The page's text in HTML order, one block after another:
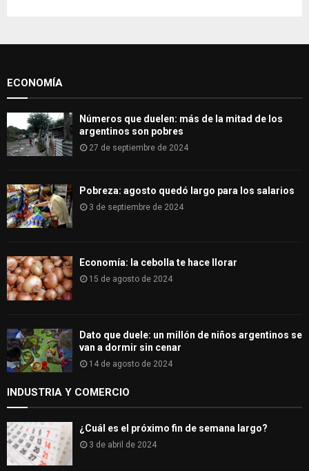
o
H
ECONOMÍA
Números que duelen: más de la mitad de los
argentinos son pobres
27 de septiembre de 2024
Pobreza: agosto quedó largo para los salarios
3 de septiembre de 2024
Economía: la cebolla te hace llorar
15 de agosto de 2024
Dato que duele: un millón de niños argentinos se
van a dormir sin cenar
14 de agosto de 2024
INDUSTRIA Y COMERCIO
¿Cuál es el próximo fin de semana largo?
3 de abril de 2024